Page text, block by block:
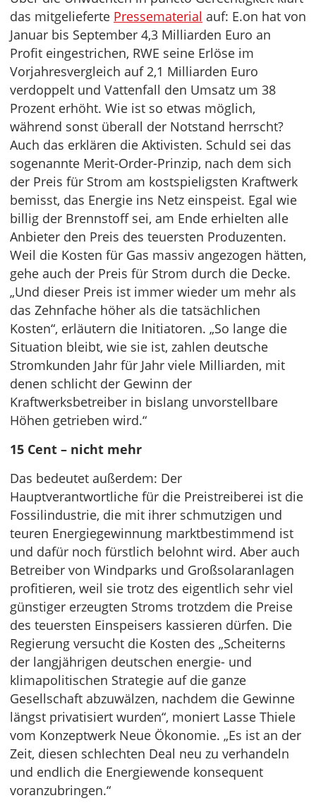
das mitgelieferte Pressematerial auf: E.on hat von
Januar bis September 4,3 Milliarden Euro an
Profit eingestrichen, RWE seine Erlöse im
Vorjahresvergleich auf 2,1 Milliarden Euro
verdoppelt und Vattenfall den Umsatz um 38
Prozent erhöht. Wie ist so etwas möglich,
während sonst überall der Notstand herrscht?
Auch das erklären die Aktivisten. Schuld sei das
sogenannte Merit-Order-Prinzip, nach dem sich
der Preis für Strom am kostspieligsten Kraftwerk
bemisst, das Energie ins Netz einspeist. Egal wie
billig der Brennstoff sei, am Ende erhielten alle
Anbieter den Preis des teuersten Produzenten.
Weil die Kosten für Gas massiv angezogen hätten,
gehe auch der Preis für Strom durch die Decke.
„Und dieser Preis ist immer wieder um mehr als
das Zehnfache höher als die tatsächlichen
Kosten“, erläutern die Initiatoren. „So lange die
Situation bleibt, wie sie ist, zahlen deutsche
Stromkunden Jahr für Jahr viele Milliarden, mit
denen schlicht der Gewinn der
Kraftwerksbetreiber in bislang unvorstellbare
Höhen getrieben wird.“
15 Cent – nicht mehr
Das bedeutet außerdem: Der
Hauptverantwortliche für die Preistreiberei ist die
Fossilindustrie, die mit ihrer schmutzigen und
teuren Energiegewinnung marktbestimmend ist
und dafür noch fürstlich belohnt wird. Aber auch
Betreiber von Windparks und Großsolaranlagen
profitieren, weil sie trotz des eigentlich sehr viel
günstiger erzeugten Stroms trotzdem die Preise
des teuersten Einspeisers kassieren dürfen. Die
Regierung versucht die Kosten des „Scheiterns
der langjährigen deutschen energie- und
klimapolitischen Strategie auf die ganze
Gesellschaft abzuwälzen, nachdem die Gewinne
längst privatisiert wurden“, moniert Lasse Thiele
vom Konzeptwerk Neue Ökonomie. „Es ist an der
Zeit, diesen schlechten Deal neu zu verhandeln
und endlich die Energiewende konsequent
voranzubringen.“